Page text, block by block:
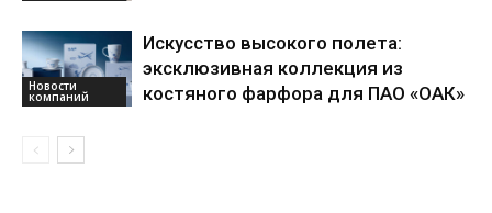
Новости
компаний
Искусство высокого полета:
эксклюзивная коллекция из
костяного фарфора для ПАО «ОАК»